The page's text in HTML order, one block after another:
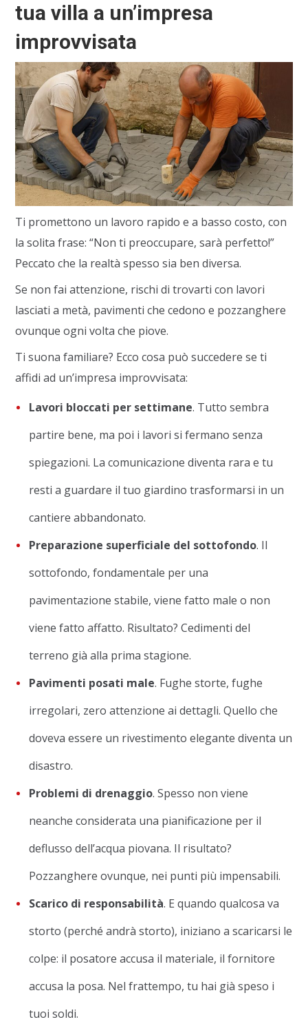
tua villa a un’impresa
improvvisata
Ti promettono un lavoro rapido e a basso costo, con
la solita frase: “Non ti preoccupare, sarà perfetto!”
Peccato che la realtà spesso sia ben diversa.
Se non fai attenzione, rischi di trovarti con lavori
lasciati a metà, pavimenti che cedono e pozzanghere
ovunque ogni volta che piove.
Ti suona familiare? Ecco cosa può succedere se ti
affidi ad un’impresa improvvisata:
Lavori bloccati per settimane. Tutto sembra
partire bene, ma poi i lavori si fermano senza
spiegazioni. La comunicazione diventa rara e tu
resti a guardare il tuo giardino trasformarsi in un
cantiere abbandonato.
Preparazione superficiale del sottofondo. Il
sottofondo, fondamentale per una
pavimentazione stabile, viene fatto male o non
viene fatto affatto. Risultato? Cedimenti del
terreno già alla prima stagione.
Pavimenti posati male. Fughe storte, fughe
irregolari, zero attenzione ai dettagli. Quello che
doveva essere un rivestimento elegante diventa un
disastro.
Problemi di drenaggio. Spesso non viene
neanche considerata una pianificazione per il
deflusso dell’acqua piovana. Il risultato?
Pozzanghere ovunque, nei punti più impensabili.
Scarico di responsabilità. E quando qualcosa va
storto (perché andrà storto), iniziano a scaricarsi le
colpe: il posatore accusa il materiale, il fornitore
accusa la posa. Nel frattempo, tu hai già speso i
tuoi soldi.